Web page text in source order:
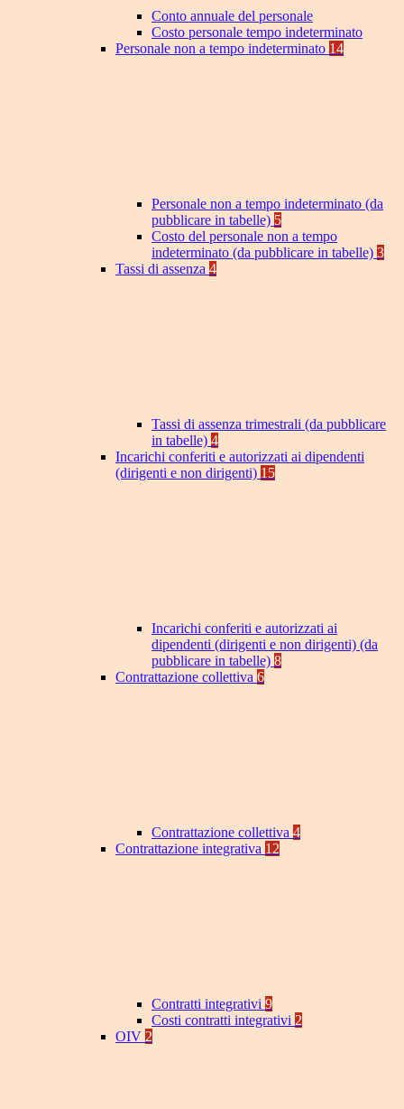
Conto annuale del personale
Costo personale tempo indeterminato
Personale non a tempo indeterminato 14
Personale non a tempo indeterminato (da
pubblicare in tabelle) 5
Costo del personale non a tempo
indeterminato (da pubblicare in tabelle) 3
Tassi di assenza 4
Tassi di assenza trimestrali (da pubblicare
in tabelle) 4
Incarichi conferiti e autorizzati ai dipendenti
(dirigenti e non dirigenti) 15
Incarichi conferiti e autorizzati ai
dipendenti (dirigenti e non dirigenti) (da
pubblicare in tabelle) 8
Contrattazione collettiva 6
Contrattazione collettiva 4
Contrattazione integrativa 12
Contratti integrativi 9
Costi contratti integrativi 2
OIV 2